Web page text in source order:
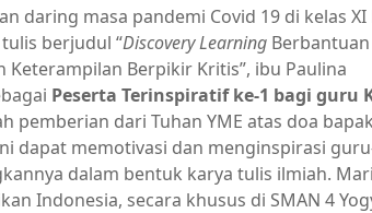
daring masa pandemi Covid 19 di kelas XI
berjudul “Discovery LearningBerbantuan
Berpikir Kritis”, ibu Paulina
Peserta Terinspiratif ke-1 bagi guru
pemberian dari Tuhan YME atas doa
dapat memotivasi dan menginspirasi
dalam bentuk karya tulis ilmiah.
Indonesia, secara khusus di SMAN 4